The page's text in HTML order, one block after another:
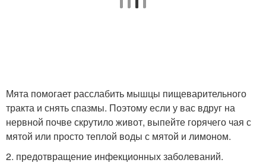
Мята помогает расслабить мышцы пищеварительного
тракта и снять спазмы. Поэтому если у вас вдруг на
нервной почве скрутило живот, выпейте горячего чая с
мятой или просто теплой воды с мятой и лимоном.
2. предотвращение инфекционных заболеваний.